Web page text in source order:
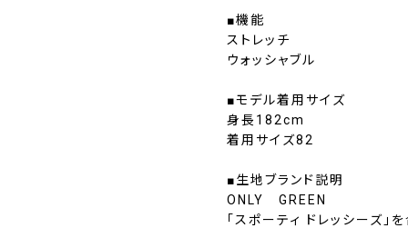
■機能
ストレッチ
ウォッシャブル
■モデル着用サイズ
身長182cm
着用サイズ82
■生地ブランド説明
ONLY GREEN
「スポーティ ドレッシーズ」